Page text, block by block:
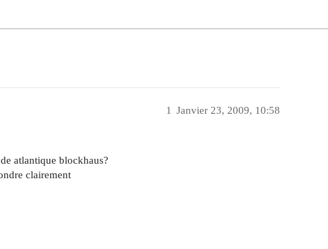
Janvier 23, 2009, 10:58
1
atlantique blockhaus?
clairement